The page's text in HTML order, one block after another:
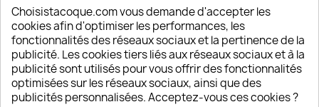
Depuis 2009, entre 92% et 94% de nos clients
sont satisfaits de nos produits
Un SAV à votre écoute
Notre SAV est disponible 6/7J de 10h à 18H
Choisistacoque.com vous demande d'accepter les
cookies afin d'optimiser les performances, les
fonctionnalités des réseaux sociaux et la pertinence de la
publicité. Les cookies tiers liés aux réseaux sociaux et à la
publicité sont utilisés pour vous offrir des fonctionnalités
optimisées sur les réseaux sociaux, ainsi que des
publicités personnalisées. Acceptez-vous ces cookies ?